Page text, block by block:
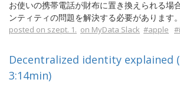
お使いの携帯電話が財布に置き換えられる場
ンティティの問題を解決する必要があります。
posted on szept. 1. on MyData Slack #apple
Decentralized identity explained
3:14min)